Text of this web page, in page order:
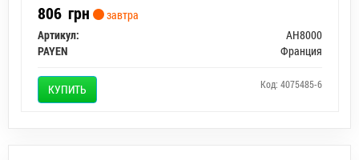
806 грн
завтра
Артикул:
AH8000
PAYEN
Франция
КУПИТЬ Код: 4075485-6